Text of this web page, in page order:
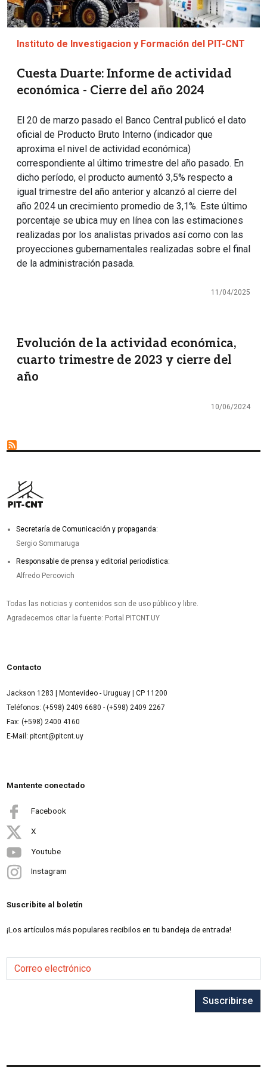
Instituto de Investigacion y Formación del PIT-CNT
Cuesta Duarte: Informe de actividad
económica - Cierre del año 2024
El 20 de marzo pasado el Banco Central publicó el dato
oficial de Producto Bruto Interno (indicador que
aproxima el nivel de actividad económica)
correspondiente al último trimestre del año pasado. En
dicho período, el producto aumentó 3,5% respecto a
igual trimestre del año anterior y alcanzó al cierre del
año 2024 un crecimiento promedio de 3,1%. Este último
porcentaje se ubica muy en línea con las estimaciones
realizadas por los analistas privados así como con las
proyecciones gubernamentales realizadas sobre el final
de la administración pasada.
11/04/2025
Evolución de la actividad económica,
cuarto trimestre de 2023 y cierre del
año
10/06/2024
Secretaría de Comunicación y propaganda:
Sergio Sommaruga
Responsable de prensa y editorial periodística:
Alfredo Percovich
Todas las noticias y contenidos son de uso público y libre.
Agradecemos citar la fuente: Portal PITCNT.UY
Contacto
Jackson 1283 | Montevideo - Uruguay | CP 11200
Teléfonos: (+598) 2409 6680 - (+598) 2409 2267
Fax: (+598) 2400 4160
E-Mail: pitcnt@pitcnt.uy
Mantente conectado
Facebook
X
Youtube
Instagram
Suscribite al boletín
¡Los artículos más populares recibilos en tu bandeja de entrada!
Correo electrónico
Suscribirse